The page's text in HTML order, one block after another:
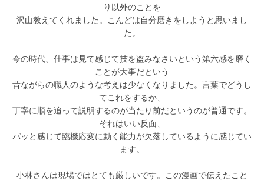
り以外のことを
沢山教えてくれました。こんどは自分磨きをしようと思いまし
た。
今の時代、仕事は見て感じて技を盗みなさいという第六感を磨く
ことが大事だという
昔ながらの職人のような考えは少なくなりました。言葉でどうし
てこれをするか、
丁寧に順を追って説明するのが当たり前だというのが普通です。
それはいい反面、
パッと感じて臨機応変に動く能力が欠落しているように感じてい
ます。
小林さんは現場ではとても厳しいです。この漫画で伝えたこと